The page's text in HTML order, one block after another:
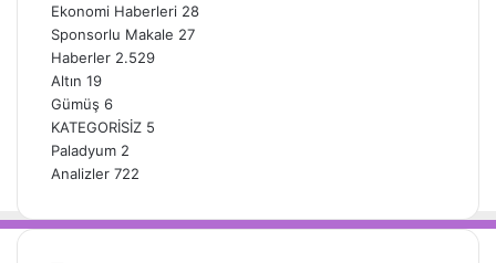
Ekonomi Haberleri 28
Sponsorlu Makale 27
Haberler 2.529
Altın 19
Gümüş 6
KATEGORİSİZ 5
Paladyum 2
Analizler 722